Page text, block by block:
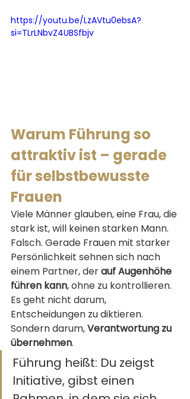
https://youtu.be/LzAVtu0ebsA?
si=TLrLNbvZ4UBSfbjv
Warum Führung so
attraktiv ist – gerade
für selbstbewusste
Frauen
Viele Männer glauben, eine Frau, die
stark ist, will keinen starken Mann.
Falsch. Gerade Frauen mit starker
Persönlichkeit sehnen sich nach
einem Partner, der auf Augenhöhe
führen kann, ohne zu kontrollieren.
Es geht nicht darum,
Entscheidungen zu diktieren.
Sondern darum, Verantwortung zu
übernehmen.
Führung heißt: Du zeigst
Initiative, gibst einen